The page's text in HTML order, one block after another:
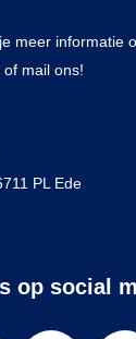
meer informatie
mail ons!
PL Ede
op social